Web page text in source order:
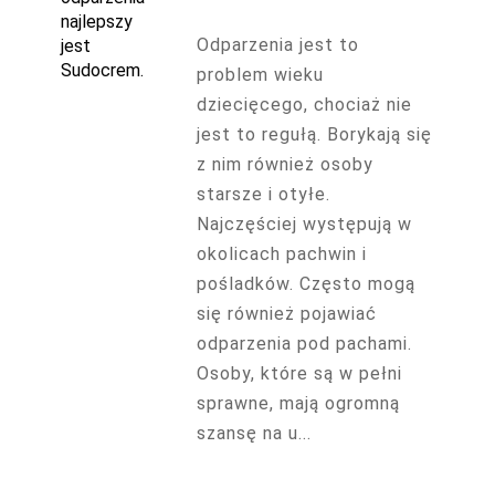
Odparzenia jest to
problem wieku
dziecięcego, chociaż nie
jest to regułą. Borykają się
z nim również osoby
starsze i otyłe.
Najczęściej występują w
okolicach pachwin i
pośladków. Często mogą
się również pojawiać
odparzenia pod pachami.
Osoby, które są w pełni
sprawne, mają ogromną
szansę na u...